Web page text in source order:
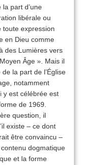
la part d’une
libérale ou
toute expression
en Dieu comme
des Lumières vers
Âge ». Mais il
la part de l’Église
notamment
y est célébrée est
de 1969.
question, il
existe – ce dont
être convaincu –
dogmatique
et la forme